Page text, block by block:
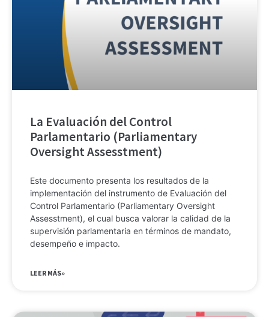
La Evaluación del Control
Parlamentario (Parliamentary
Oversight Assesstment)
Este documento presenta los resultados de la
implementación del instrumento de Evaluación del
Control Parlamentario (Parliamentary Oversight
Assesstment), el cual busca valorar la calidad de la
supervisión parlamentaria en términos de mandato,
desempeño e impacto.
LEER MÁS»